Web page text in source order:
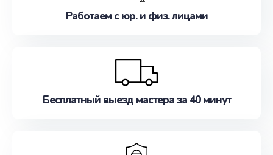
Работаем с юр. и физ. лицами
Бесплатный выезд мастера за 40 минут